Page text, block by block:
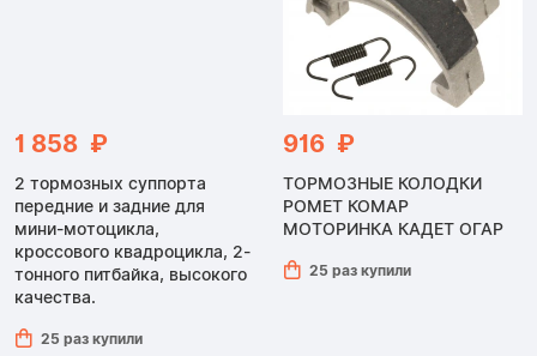
1 858 ₽
2 тормозных суппорта
передние и задние для
мини-мотоцикла,
кроссового квадроцикла, 2-
тонного питбайка, высокого
качества.
25 раз купили
916 ₽
ТОРМОЗНЫЕ КОЛОДКИ
РОМЕТ КОМАР
МОТОРИНКА КАДЕТ ОГАР
25 раз купили